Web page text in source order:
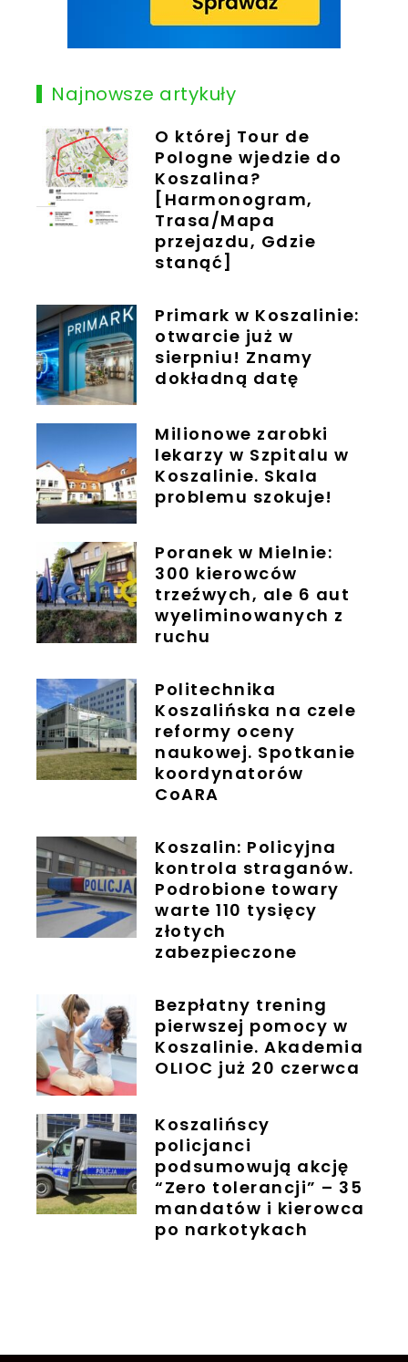
Najnowsze artykuły
O której Tour de
Pologne wjedzie do
Koszalina?
[Harmonogram,
Trasa/Mapa
przejazdu, Gdzie
stanąć]
Primark w Koszalinie:
otwarcie już w
sierpniu! Znamy
dokładną datę
Milionowe zarobki
lekarzy w Szpitalu w
Koszalinie. Skala
problemu szokuje!
Poranek w Mielnie:
300 kierowców
trzeźwych, ale 6 aut
wyeliminowanych z
ruchu
Politechnika
Koszalińska na czele
reformy oceny
naukowej. Spotkanie
koordynatorów
CoARA
Koszalin: Policyjna
kontrola straganów.
Podrobione towary
warte 110 tysięcy
złotych
zabezpieczone
Bezpłatny trening
pierwszej pomocy w
Koszalinie. Akademia
OLIOC już 20 czerwca
Koszalińscy
policjanci
podsumowują akcję
“Zero tolerancji” – 35
mandatów i kierowca
po narkotykach